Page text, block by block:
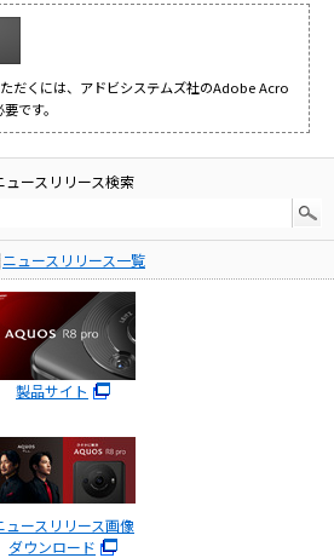
だくには、アドビシステムズ社のAdobe Acro
です。
ュースリリース検索
ニュースリリース一覧
製品サイト
ュースリリース画像
ダウンロード